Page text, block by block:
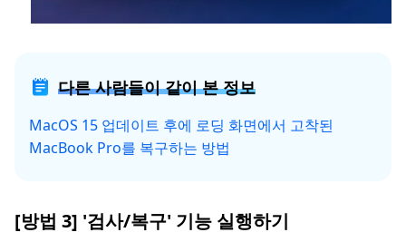
다른 사람들이 같이 본 정보
MacOS 15 업데이트 후에 로딩 화면에서 고착된
MacBook Pro를 복구하는 방법
[방법 3] '검사/복구' 기능 실행하기